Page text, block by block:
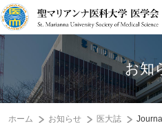
お知
ホーム お知らせ 医大誌